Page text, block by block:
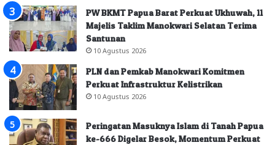
PW BKMT Papua Barat Perkuat Ukhuwah, 11
Majelis Taklim Manokwari Selatan Terima
Santunan
10 Agustus 2026
PLN dan Pemkab Manokwari Komitmen
Perkuat Infrastruktur Kelistrikan
10 Agustus 2026
Peringatan Masuknya Islam di Tanah Papua
ke-666 Digelar Besok, Momentum Perkuat